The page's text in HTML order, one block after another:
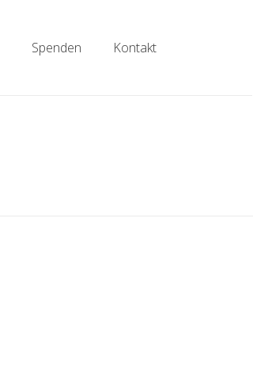
Spenden Kontakt